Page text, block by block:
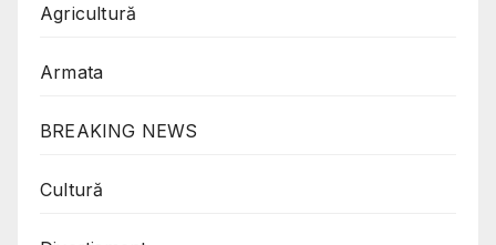
Agricultură
Armata
BREAKING NEWS
Cultură